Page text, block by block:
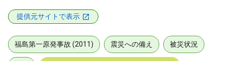
提供元サイトで表示
福島第一原発事故 (2011) 震災への備え 被災状況